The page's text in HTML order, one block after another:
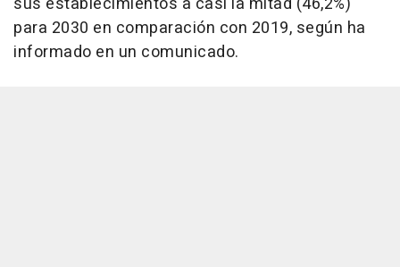
para 2030 en comparación con 2019, según ha
informado en un comunicado.